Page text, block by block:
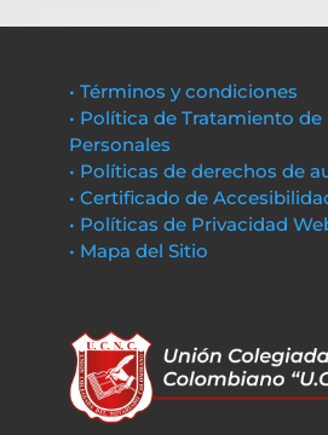
• Términos y condiciones
• Política de Tratamiento de
Personales
• Políticas de derechos de
• Certificado de
• Políticas de Privacidad
• Mapa del Sitio